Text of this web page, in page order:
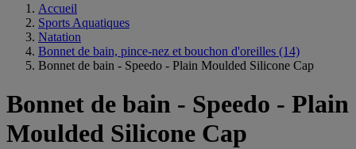
Accueil
Sports Aquatiques
Natation
Bonnet de bain, pince-nez et bouchon d'oreilles (14)
Bonnet de bain - Speedo - Plain Moulded Silicone Cap
Bonnet de bain - Speedo - Plain
Moulded Silicone Cap